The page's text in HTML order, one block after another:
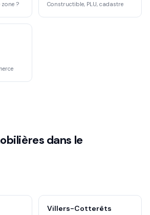
? Constructible, PLU, cadastre
dans le
Villers-Cotterêts